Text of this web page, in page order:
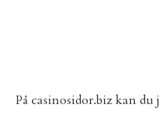
På casinosidor.bizkan du